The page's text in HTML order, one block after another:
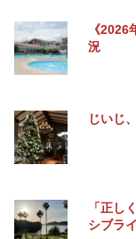
《
況
じいじ
「正し
シブラ